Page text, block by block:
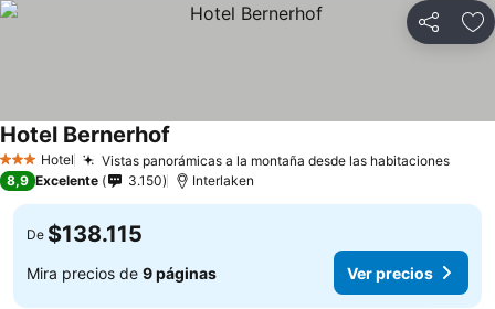
Compartir
3 Estrellas
Hotel Vistas panorámicas a la montaña desde las habitacionesVer
Hotel Bernerhof
8,9 Excelente 3.150 Interlaken
De $138.115
Mira precios de 9 páginas Ver precios